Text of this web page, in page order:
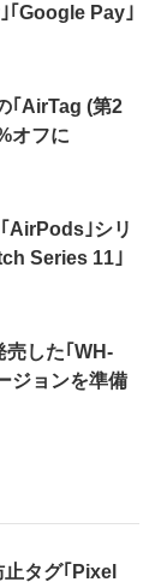
｢Google Pay｣
｢AirTag (第2
オフに
AirPods｣シリ
Series 11｣
売した｢WH-
ジョンを準備
タグ｢Pixel